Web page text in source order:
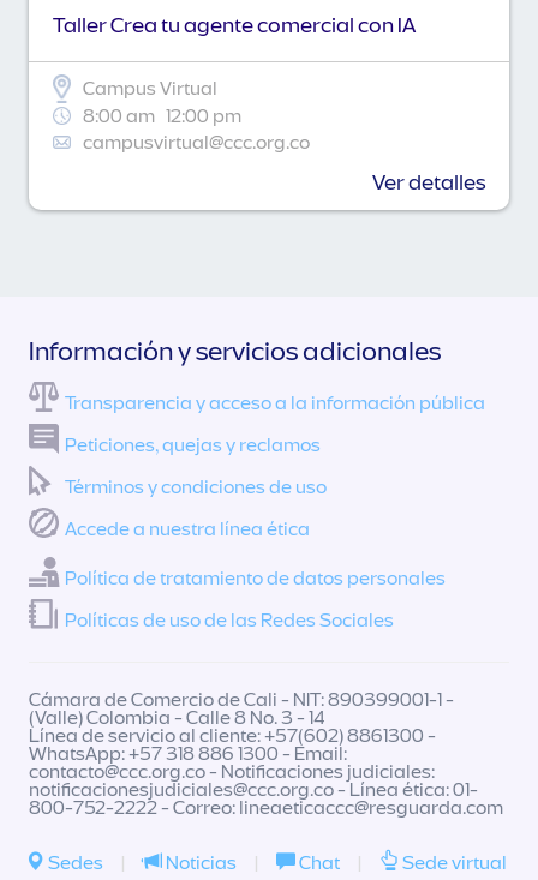
Taller Crea tu agente comercial con IA
Campus Virtual
8:00 am 12:00 pm
campusvirtual@ccc.org.co
Ver detalles
Información y servicios adicionales
Transparencia y acceso a la información pública
Peticiones, quejas y reclamos
Términos y condiciones de uso
Accede a nuestra línea ética
Política de tratamiento de datos personales
Políticas de uso de las Redes Sociales
Cámara de Comercio de Cali - NIT: 890399001-1 -
(Valle) Colombia - Calle 8 No. 3 - 14
Línea de servicio al cliente: +57(602) 8861300 -
WhatsApp: +57 318 886 1300 - Email:
contacto@ccc.org.co- Notificaciones judiciales:
notificacionesjudiciales@ccc.org.co- Línea ética: 01-
800-752-2222 - Correo: lineaeticaccc@resguarda.com
Sedes | Noticias | Chat | Sede virtual